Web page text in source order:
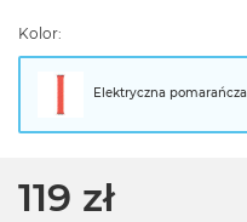
Kolor:
Elektryczna pomarańcza
119 zł